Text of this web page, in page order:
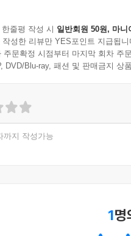
메커니즘을 흥미롭게 풀어낸
격 또는 사이코패스로 묘사
을 보인 셰익스피어의 작품에
과 치료에 어떤 변화를 불러
감정-차가운 머리와 뜨거운
성 대 감정’이다. 4부에서는
.
햄릿이 이성만을 앞세우다
줄평 작성 시 일반회원 50원, 마니
성한 리뷰만 YES포인트 지급됩니
주문확정 시점부터 마지막 회차 주
DVD/Blu-ray, 패션 및 판매금지 상
까지 작성가능
1명